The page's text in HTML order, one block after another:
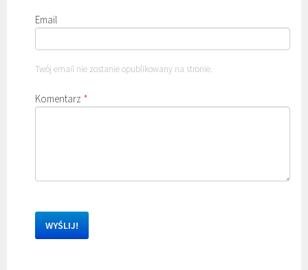
Email
Twój email nie zostanie opublikowany na stronie.
Komentarz *